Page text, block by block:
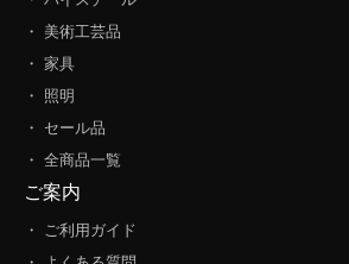
・ 美術工芸品
・ 家具
・ 照明
・ セール品
・ 全商品一覧
ご案内
・ ご利用ガイド